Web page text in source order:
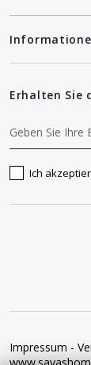
Erhalten Sie
Ich
Impressum -